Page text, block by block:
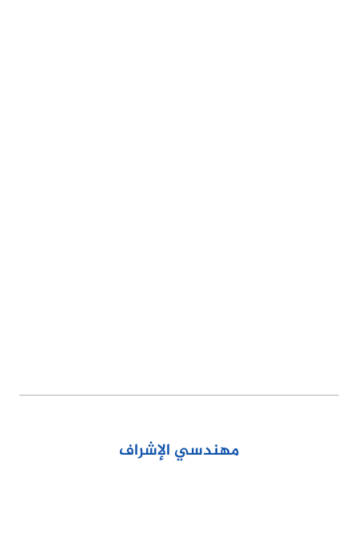
مهندسي الإشراف